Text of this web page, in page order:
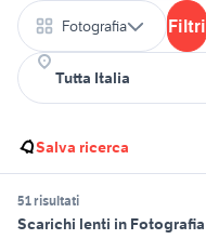
Fotografia Filtri
Salva ricerca
51 risultati
Scarichi lenti in Fotografia